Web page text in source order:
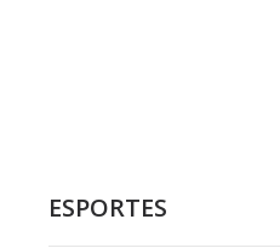
ESPORTES